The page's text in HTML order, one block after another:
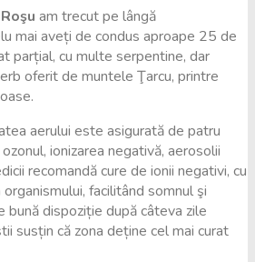
am trecut pe lângă
mai aveți de condus aproape 25 de
parțial, cu multe serpentine, dar
oferit de muntele Ţarcu, printre
aerului este asigurată de patru
ionizarea negativă, aerosolii
recomandă cure de ionii negativi, cu
facilitând somnul şi
bună dispoziție după câteva zile
susțin că zona deține cel mai curat